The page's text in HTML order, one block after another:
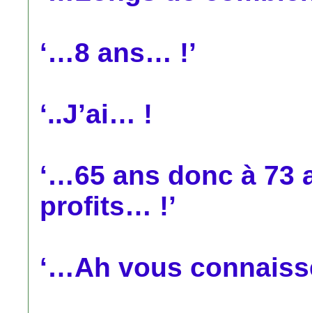
‘…8 ans… !’
‘..J’ai… !
‘…65 ans donc à 73
profits… !’
‘…Ah vous